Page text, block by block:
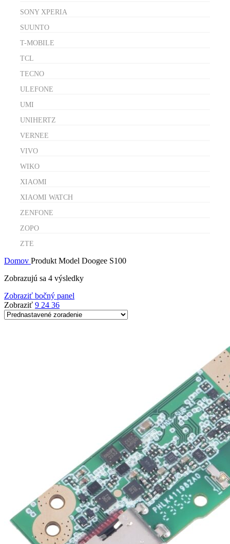
SONY XPERIA
SUUNTO
T-MOBILE
TCL
TECNO
ULEFONE
UMI
UNIHERTZ
VERNEE
VIVO
WIKO
XIAOMI
XIAOMI WATCH
ZENFONE
ZOPO
ZTE
Domov Produkt Model Doogee S100
Zobrazujú sa 4 výsledky
Zobraziť bočný panel
Zobraziť 9 24 36